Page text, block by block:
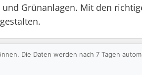
Grünanlagen. Mit den
Die Daten werden nach 7 Tagen